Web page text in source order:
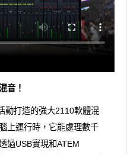
音！
動打造的強大2110軟體混
上運行時，它能處理數千
過USB實現和ATEM